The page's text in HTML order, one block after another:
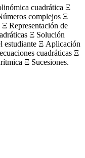
cuadrática Ξ
complejos Ξ
Representación de
Ξ Solución
estudiante Ξ Aplicación
cuadráticas Ξ
Ξ Sucesiones.